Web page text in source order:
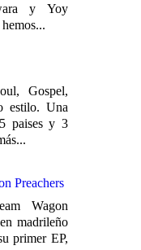
y Yoy
Gospel,
estilo. Una
paises y 3
Preachers
Wagon
madrileño
primer EP,